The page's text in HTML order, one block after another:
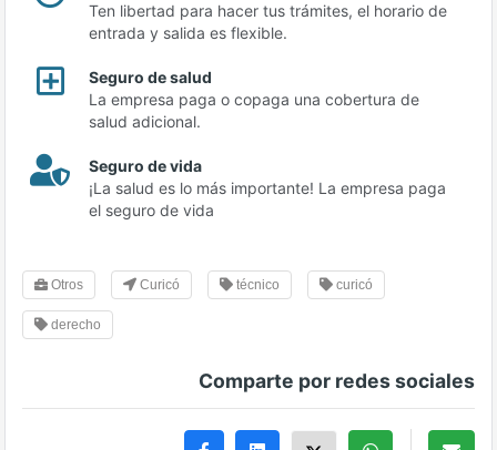
Ten libertad para hacer tus trámites, el horario de
entrada y salida es flexible.
Seguro de salud
La empresa paga o copaga una cobertura de
salud adicional.
Seguro de vida
¡La salud es lo más importante! La empresa paga
el seguro de vida
Otros Curicó técnico curicó
derecho
Comparte por redes sociales